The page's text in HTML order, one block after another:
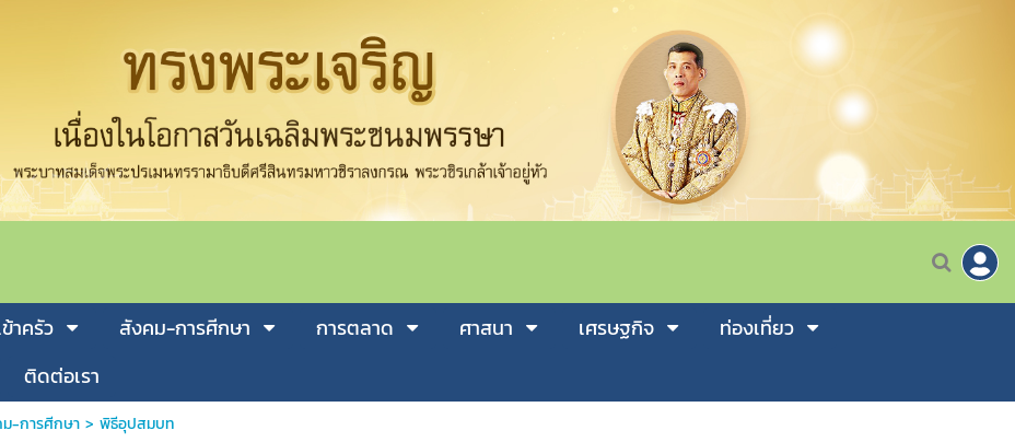
าครัว สังคม-การศีกษา การตลาด ศาสนา เศรษฐกิจ
ท่องเที่ยว
ติดต่อเรา
-การศีกษา> พิธีอุปสมบท